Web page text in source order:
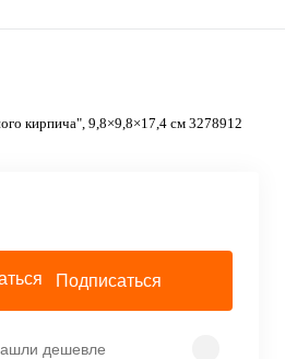
кирпича", 9,8×9,8×17,4 см 3278912
Подписаться
дешевле